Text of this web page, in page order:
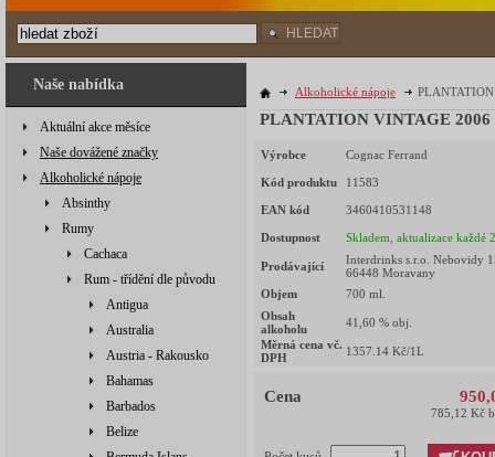
Naše nabídka
Aktuální akce měsíce
Naše dovážené značky
Alkoholické nápoje
Absinthy
Rumy
Cachaca
Rum - třídění dle původu
Antigua
Australia
Austria - Rakousko
Bahamas
Barbados
Belize
Alkoholické nápoje
PLANTATION VINTAGE
Výrobce Cognac Ferrand
Kód produktu 11583
EAN kód 3460410531148
Dostupnost Skladem, aktualizace každé
Prodávající
Interdrinks s.r.o. Nebovidy
66448 Moravany
Objem
700 ml.
Obsah
alkoholu
41,60 % obj.
Měrná cena vč.
DPH
1357.14 Kč/1L
Cena
785,12 Kč
HLEDAT